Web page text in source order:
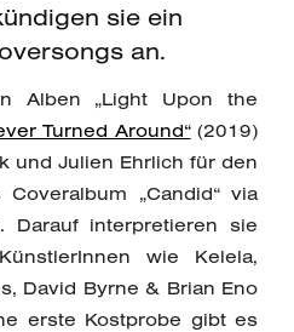
sie ein
an.
Alben „Light Upon the
Turned Around“(2019)
und Julien Ehrlich für den
„Candid“ via
Darauf interpretieren sie
wie Kelela,
David Byrne & Brian Eno
erste Kostprobe gibt es